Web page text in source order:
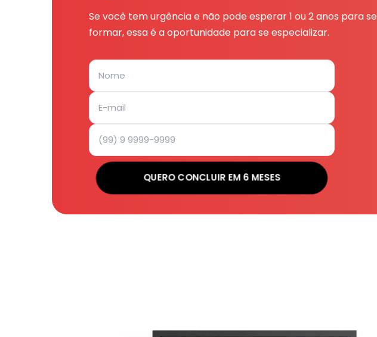
Se você tem urgência e não pode esperar 1 ou 2 anos para se
formar, essa é a oportunidade para se especializar.
QUERO CONCLUIR EM 6 MESES